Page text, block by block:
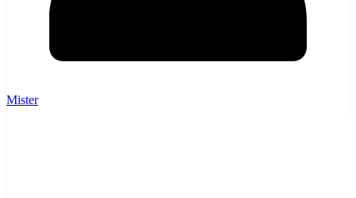
Mister